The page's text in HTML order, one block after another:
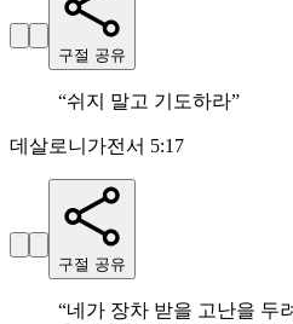
구절 공유
“쉬지 말고 기도하라”
데살로니가전서 5:17
구절 공유
“네가 장차 받을 고난을 두